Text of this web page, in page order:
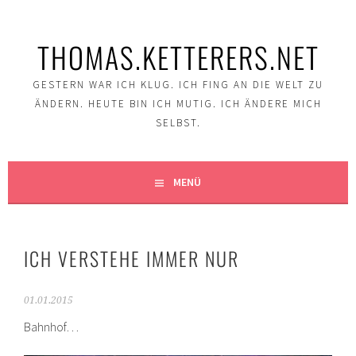
THOMAS.KETTERERS.NET
GESTERN WAR ICH KLUG. ICH FING AN DIE WELT ZU
ÄNDERN. HEUTE BIN ICH MUTIG. ICH ÄNDERE MICH
SELBST.
MENÜ
ICH VERSTEHE IMMER NUR
01.01.2015
Bahnhof…